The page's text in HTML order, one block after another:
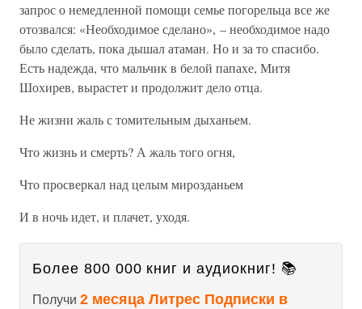
запрос о немедленной помощи семье погорельца все же
отозвался: «Необходимое сделано», – необходимое надо
было сделать, пока дышал атаман. Но и за то спасибо.
Есть надежда, что мальчик в белой папахе, Митя
Шохирев, вырастет и продолжит дело отца.
Не жизни жаль с томительным дыханьем.
Что жизнь и смерть? А жаль того огня,
Что просверкал над целым мирозданьем
И в ночь идет, и плачет, уходя.
Более 800 000 книг и аудиокниг! 📚
Получи 2 месяца Литрес Подписки в